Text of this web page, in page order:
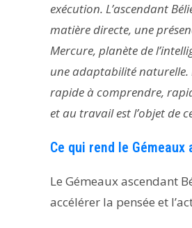
exécution. L’ascendant
matière directe, une
Mercure, planète de
une adaptabilité naturelle.
rapide à comprendre,
et au travail est l’objet de
Ce qui rend le
Le Gémeaux ascendant
accélérer la pensée et